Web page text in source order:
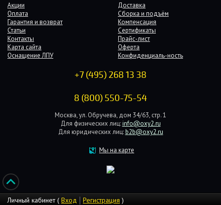
Акции
Доставка
Оплата
Сборка и подъём
Гарантия и возврат
Компенсация
Статьи
Сертификаты
Контакты
Прайс-лист
Карта сайта
Оферта
Оснащение ЛПУ
Конфиденциаль-ность
+7 (495) 268 13 38
8 (800) 550-75-54
Москва, ул. Обручева, дом 34/63, стр. 1
Для физических лиц: info@oxy2.ru
Для юридических лиц: b2b@oxy2.ru
Мы на карте
Личный кабинет ( Вход Регистрация )